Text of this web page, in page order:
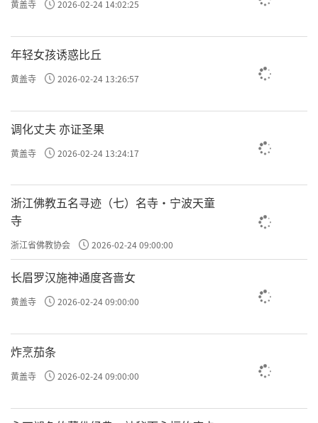
黄盖寺 2026-02-24 14:02:25
年轻女孩诱惑比丘
黄盖寺 2026-02-24 13:26:57
调化丈夫 亦证圣果
黄盖寺 2026-02-24 13:24:17
浙江佛教五名寻迹（七）名寺·宁波天童
寺
浙江省佛教协会 2026-02-24 09:00:00
长眉罗汉施神通度吝啬女
黄盖寺 2026-02-24 09:00:00
炸烹茄条
黄盖寺 2026-02-24 09:00:00